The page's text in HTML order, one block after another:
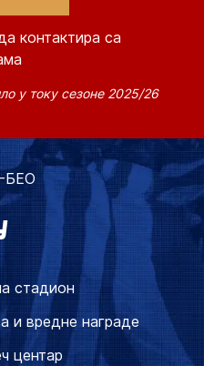
контактира са
у току сезоне 2025/26
БЕО
стадион
и вредне награде
центар